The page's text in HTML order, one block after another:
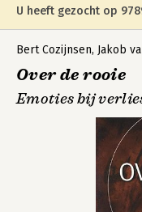
U heeft gezocht op
niet meer in die editie
onderstaande editie.
Bert Cozijnsen, Jakob
Over de rooie
Emoties bij